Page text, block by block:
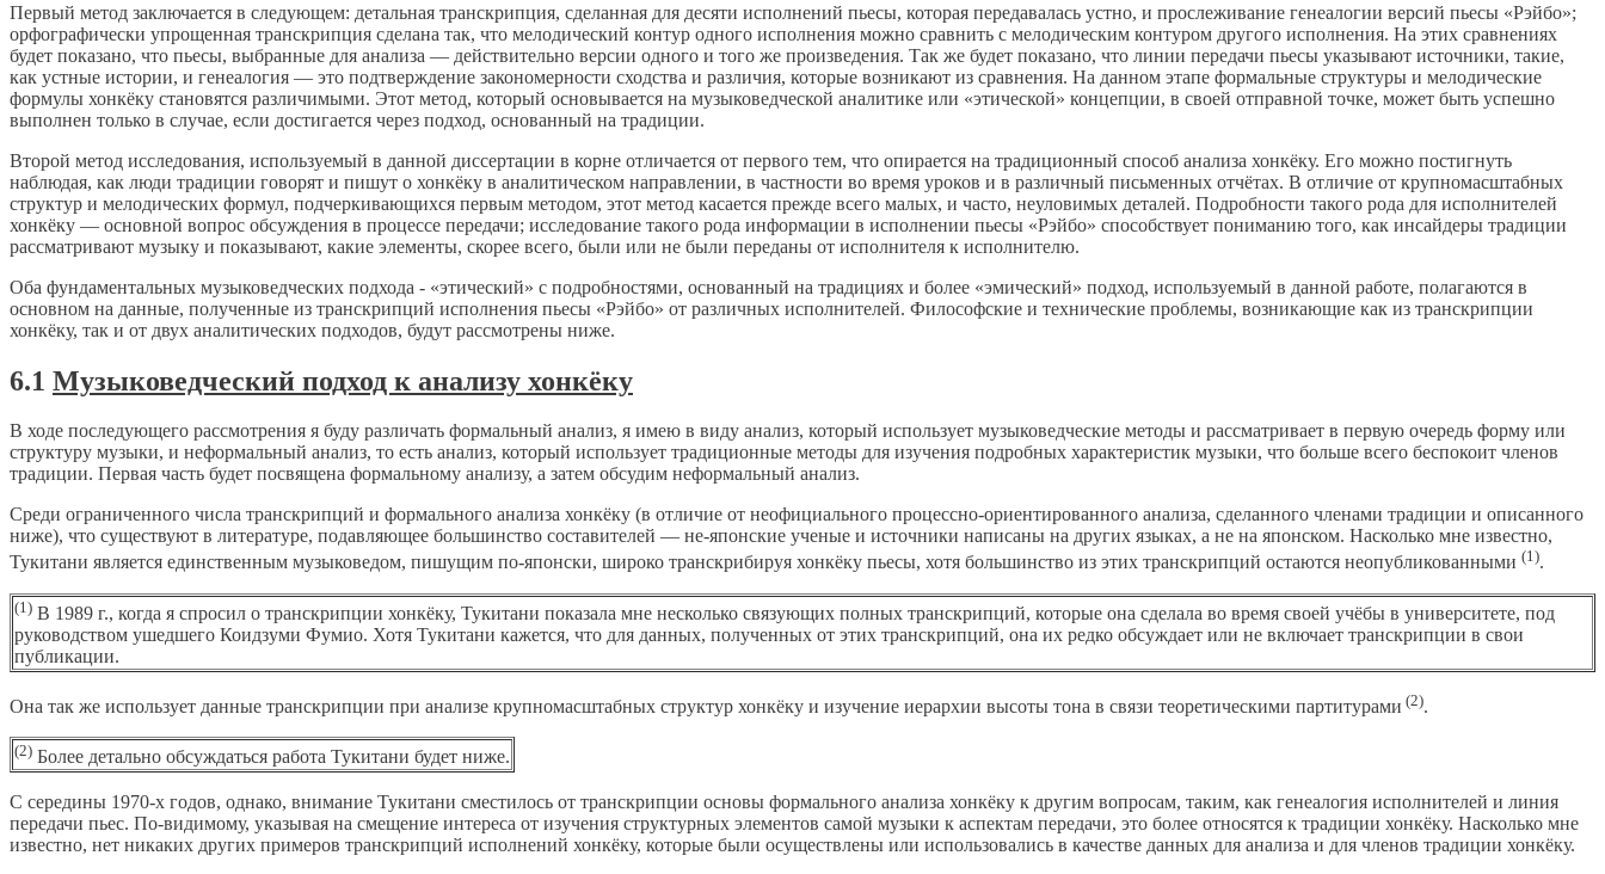
Первый метод заключается в следующем: детальная транскрипция, сделанная для десяти исполнений пьесы, которая передавалась устно, и прослеживание генеалогии версий пьесы «Рэйбо»;
орфографически упрощенная транскрипция сделана так, что мелодический контур одного исполнения можно сравнить с мелодическим контуром другого исполнения. На этих сравнениях
будет показано, что пьесы, выбранные для анализа — действительно версии одного и того же произведения. Так же будет показано, что линии передачи пьесы указывают источники, такие,
как устные истории, и генеалогия — это подтверждение закономерности сходства и различия, которые возникают из сравнения. На данном этапе формальные структуры и мелодические
формулы хонкёку становятся различимыми. Этот метод, который основывается на музыковедческой аналитике или «этической» концепции, в своей отправной точке, может быть успешно
выполнен только в случае, если достигается через подход, основанный на традиции.
Второй метод исследования, используемый в данной диссертации в корне отличается от первого тем, что опирается на традиционный способ анализа хонкёку. Его можно постигнуть
наблюдая, как люди традиции говорят и пишут о хонкёку в аналитическом направлении, в частности во время уроков и в различный письменных отчётах. В отличие от крупномасштабных
структур и мелодических формул, подчеркивающихся первым методом, этот метод касается прежде всего малых, и часто, неуловимых деталей. Подробности такого рода для исполнителей
хонкёку — основной вопрос обсуждения в процессе передачи; исследование такого рода информации в исполнении пьесы «Рэйбо» способствует пониманию того, как инсайдеры традиции
рассматривают музыку и показывают, какие элементы, скорее всего, были или не были переданы от исполнителя к исполнителю.
Оба фундаментальных музыковедческих подхода - «этический» с подробностями, основанный на традициях и более «эмический» подход, используемый в данной работе, полагаются в
основном на данные, полученные из транскрипций исполнения пьесы «Рэйбо» от различных исполнителей. Философские и технические проблемы, возникающие как из транскрипции
хонкёку, так и от двух аналитических подходов, будут рассмотрены ниже.
6.1 Музыковедческий подход к анализу хонкёку
В ходе последующего рассмотрения я буду различать формальный анализ, я имею в виду анализ, который использует музыковедческие методы и рассматривает в первую очередь форму или
структуру музыки, и неформальный анализ, то есть анализ, который использует традиционные методы для изучения подробных характеристик музыки, что больше всего беспокоит членов
традиции. Первая часть будет посвящена формальному анализу, а затем обсудим неформальный анализ.
Среди ограниченного числа транскрипций и формального анализа хонкёку (в отличие от неофициального процессно-ориентированного анализа, сделанного членами традиции и описанного
ниже), что существуют в литературе, подавляющее большинство составителей — не-японские ученые и источники написаны на других языках, а не на японском. Насколько мне известно,
Тукитани является единственным музыковедом, пишущим по-японски, широко транскрибируя хонкёку пьесы, хотя большинство из этих транскрипций остаются неопубликованными (1).
(1) В 1989 г., когда я спросил о транскрипции хонкёку, Тукитани показала мне несколько связующих полных транскрипций, которые она сделала во время своей учёбы в университете, под
руководством ушедшего Коидзуми Фумио. Хотя Тукитани кажется, что для данных, полученных от этих транскрипций, она их редко обсуждает или не включает транскрипции в свои
публикации.
Она так же использует данные транскрипции при анализе крупномасштабных структур хонкёку и изучение иерархии высоты тона в связи теоретическими партитурами (2).
(2) Более детально обсуждаться работа Тукитани будет ниже.
С середины 1970-х годов, однако, внимание Тукитани сместилось от транскрипции основы формального анализа хонкёку к другим вопросам, таким, как генеалогия исполнителей и линия
передачи пьес. По-видимому, указывая на смещение интереса от изучения структурных элементов самой музыки к аспектам передачи, это более относятся к традиции хонкёку. Насколько мне
известно, нет никаких других примеров транскрипций исполнений хонкёку, которые были осуществлены или использовались в качестве данных для анализа и для членов традиции хонкёку.